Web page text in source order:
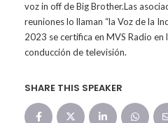
voz in off de Big Brother.Las
reuniones lo llaman “la Voz de la
2023 se certifica en MVS Radio en
conducción de televisión.
SHARE THIS SPEAKER